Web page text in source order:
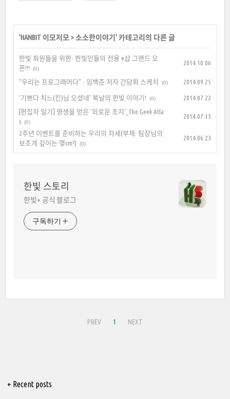
'HANBIT 이모저모>소소한이야기 ' 카테고리의 다른 글
한빛 회원들을 위한- 한빛인들의 전용 e샵 그랜드 오
픈!!!
(0)
2014.10.06
"우리는 프로그래머다" - 임백준 저자 간담회 스케치 (0) 2014.09.25
'기쁘다 치느(킨)님 오셨네' 복날의 한빛 이야기! (0)
2014.07.22
[편집자 일기] 영생을 얻은 '외로운 조지'_The Geek Atla
s (0)
2014.07.15
2주년 이벤트를 준비하는 우리의 자세(부제: 팀장님의
보조개 깊이는 몇cm?)
(0)
2014.06.23
한빛 스토리
한빛+ 공식 블로그
구독하기
PREV 1 NEXT
+ Recent posts